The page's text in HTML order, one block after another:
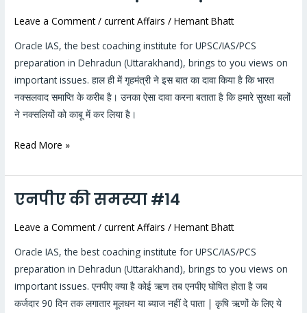
Leave a Comment /current Affairs /Hemant Bhatt
Oracle IAS, the best coaching institute for UPSC/IAS/PCS
preparation in Dehradun (Uttarakhand), brings to you views on
important issues. हाल ही में गृहमंत्री ने इस बात का दावा किया है कि भारत
नक्सलवाद समाप्ति के करीब है। उनका ऐसा दावा करना बताता है कि हमारे सुरक्षा बलों
ने नक्सलियों को काबू में कर लिया है।
जड़
को
पकड़ें
Read More »
एनपीए की समस्या #14
Leave a Comment /current Affairs /Hemant Bhatt
Oracle IAS, the best coaching institute for UPSC/IAS/PCS
preparation in Dehradun (Uttarakhand), brings to you views on
important issues. एनपीए क्या है कोई ऋण तब एनपीए घोषित होता है जब
कर्जदार 90 दिन तक लगातार मूलधन या ब्याज नहीं दे पाता | कृषि ऋणों के लिए ये
एनपीए
समस्या
#14